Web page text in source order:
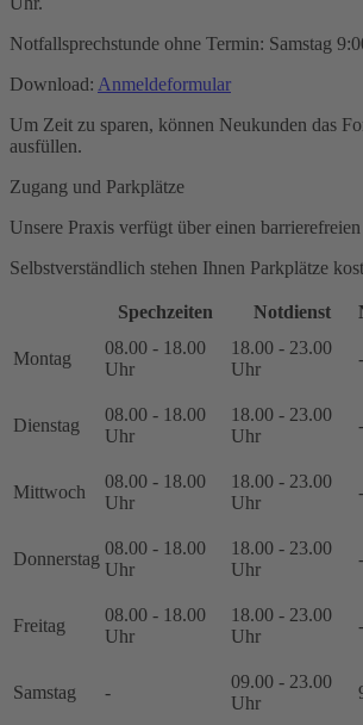
Notfallsprechstunde ohne Termin: Samstag
Download: Anmeldeformular
Um Zeit zu sparen, können Neukunden das
ausfüllen.
Zugang und Parkplätze
Unsere Praxis verfügt über einen
Selbstverständlich stehen Ihnen Parkplätze
Spechzeiten Notdienst
Montag
08.00 - 18.00
Uhr
18.00 - 23.00
Uhr
-
Dienstag
08.00 - 18.00
Uhr
18.00 - 23.00
Uhr
-
Mittwoch
08.00 - 18.00
Uhr
18.00 - 23.00
Uhr
-
Donnerstag
08.00 - 18.00
Uhr
18.00 - 23.00
Uhr
-
Freitag
08.00 - 18.00
Uhr
18.00 - 23.00
Uhr
-
Samstag -
09.00 - 23.00
Uhr